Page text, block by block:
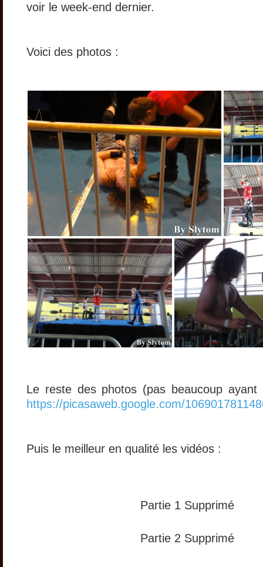
voir le week-end dernier.
Voici des photos :
Le reste des photos (pas beaucoup
https://picasaweb.google.com/
Puis le meilleur en qualité les vidéos :
Partie 1 Supprimé
Partie 2 Supprimé